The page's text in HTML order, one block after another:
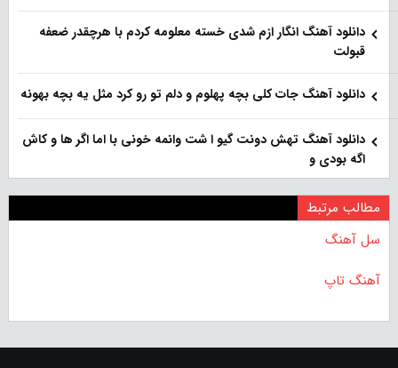
دانلود آهنگ انگار ازم شدی خسته معلومه کردم با هرچقدر ضعفه
قبولت
دانلود آهنگ جات کلی بچه پهلوم و دلم تو رو کرد مثل یه بچه بهونه
دانلود آهنگ تهش دونت گیو ا شت وانمه خونی با اما اگر ها و کاش
اگه بودی و
مطالب مرتبط
سل آهنگ
آهنگ تاپ